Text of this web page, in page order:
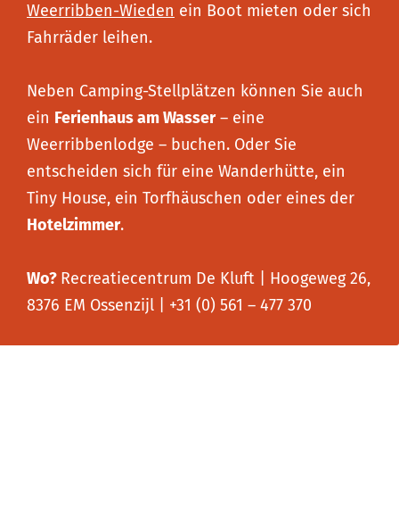
Weerribben-Wieden ein Boot mieten oder sich
Fahrräder leihen.
Neben Camping-Stellplätzen können Sie auch
ein Ferienhaus am Wasser– eine
Weerribbenlodge – buchen. Oder Sie
entscheiden sich für eine Wanderhütte, ein
Tiny House, ein Torfhäuschen oder eines der
Hotelzimmer.
Wo? Recreatiecentrum De Kluft | Hoogeweg 26,
8376 EM Ossenzijl | +31 (0) 561 – 477 370